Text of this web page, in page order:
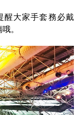
醒大家手套務必戴
。